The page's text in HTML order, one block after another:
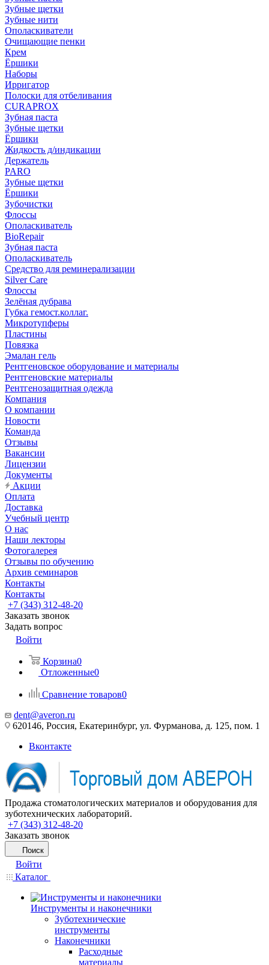
Зубные щетки
Зубные нити
Ополаскиватели
Очищающие пенки
Крем
Ёршики
Наборы
Ирригатор
Полоски для отбеливания
CURAPROX
Зубная паста
Зубные щетки
Ёршики
Жидкость д/индикации
Держатель
PARO
Зубные щетки
Ёршики
Зубочистки
Флоссы
Ополаскиватель
BioRepair
Зубная паста
Ополаскиватель
Средство для реминерализации
Silver Care
Флоссы
Зелёная дубрава
Губка гемост.коллаг.
Микротупферы
Пластины
Повязка
Эмалан гель
Рентгеновское оборудование и материалы
Рентгеновские материалы
Рентгенозащитная одежда
Компания
О компании
Новости
Команда
Отзывы
Вакансии
Лицензии
Документы
Акции
Оплата
Доставка
Учебный центр
О нас
Наши лекторы
Фотогалерея
Отзывы по обучению
Архив семинаров
Контакты
Контакты
+7 (343) 312-48-20
Заказать звонок
Задать вопрос
Войти
Корзина0
Отложенные0
Сравнение товаров0
dent@averon.ru
620146, Россия, Екатеринбург, ул. Фурманова, д. 125, пом. 1
Вконтакте
Продажа стоматологических материалов и оборудования для
зуботехнических лабораторий.
+7 (343) 312-48-20
Заказать звонок
Поиск
Войти
Каталог
Инструменты и наконечники
Зуботехнические
инструменты
Наконечники
Расходные
материалы